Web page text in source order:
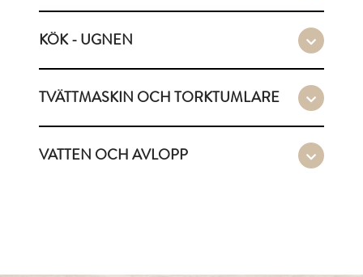
KÖK - UGNEN
TVÄTTMASKIN OCH TORKTUMLARE
VATTEN OCH AVLOPP